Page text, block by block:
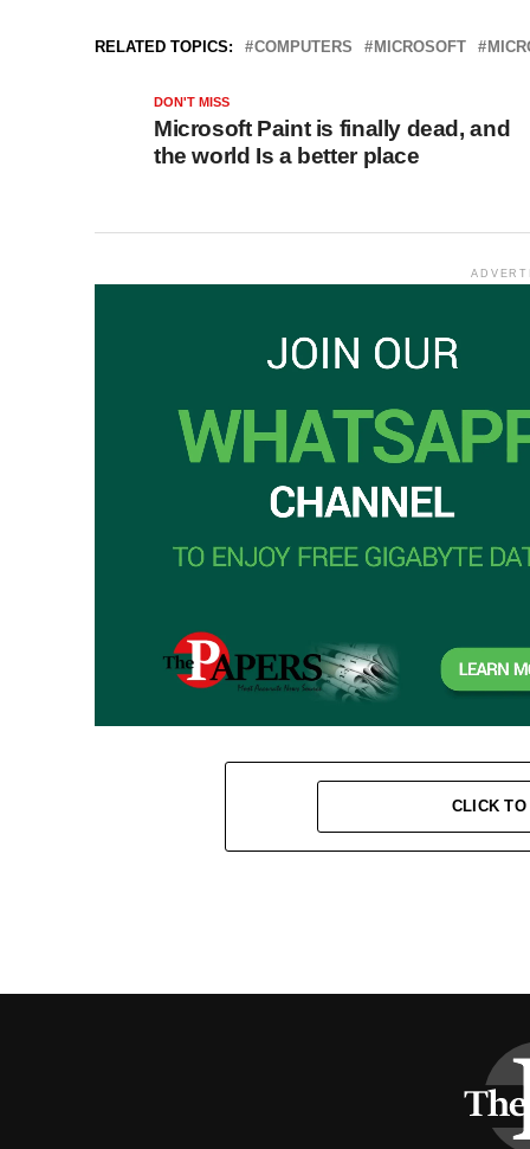
RELATED TOPICS: COMPUTERS MICROSOFT
DON'T MISS
Microsoft Paint is finally dead, and
the world Is a better place
CLICK TO